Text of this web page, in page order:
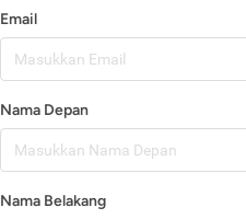
Email
Nama Depan
Nama Belakang